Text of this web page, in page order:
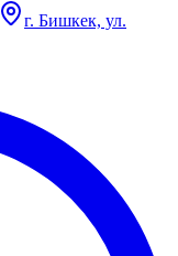
г. Бишкек, ул.